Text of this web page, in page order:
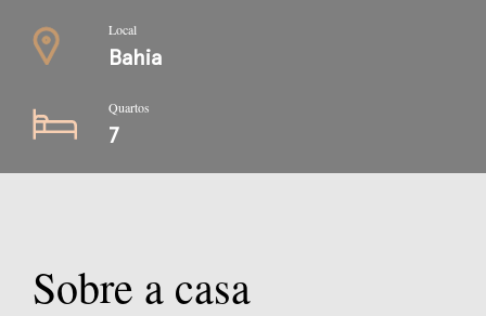
Local
Bahia
Quartos
7
Sobre a casa